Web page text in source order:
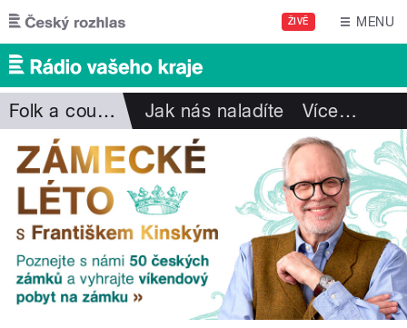
Přejít k hlavnímu obsahu
ŽIVĚ MENU
Folk a country Jak nás naladíte Více…